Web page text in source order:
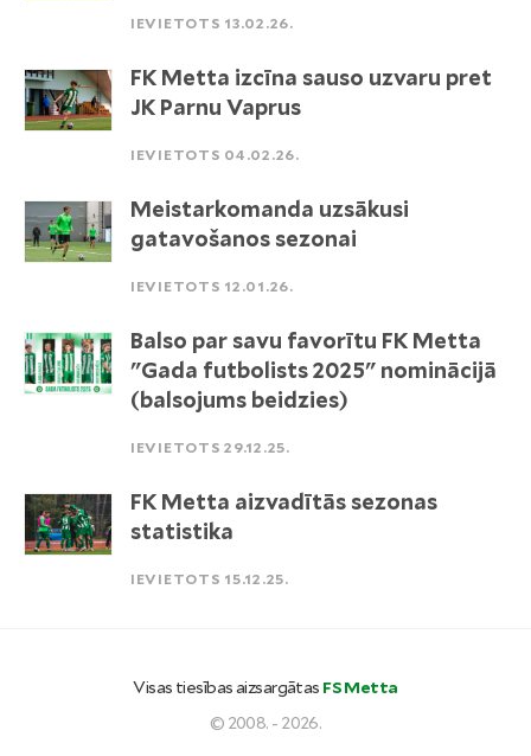
IEVIETOTS 13.02.26.
FK Metta izcīna sauso uzvaru pret
JK Parnu Vaprus
IEVIETOTS 04.02.26.
Meistarkomanda uzsākusi
gatavošanos sezonai
IEVIETOTS 12.01.26.
Balso par savu favorītu FK Metta
"Gada futbolists 2025" nominācijā
(balsojums beidzies)
IEVIETOTS 29.12.25.
FK Metta aizvadītās sezonas
statistika
IEVIETOTS 15.12.25.
Visas tiesības aizsargātas FS Metta
© 2008. - 2026.